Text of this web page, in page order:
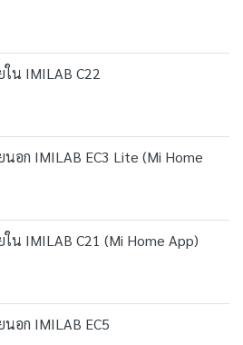
น IMILAB C22
นอก IMILAB EC3 Lite (Mi Home
ใน IMILAB C21 (Mi Home App)
อก IMILAB EC5